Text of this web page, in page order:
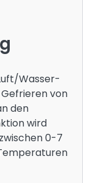
Wasser-
von
den
wird
0-7